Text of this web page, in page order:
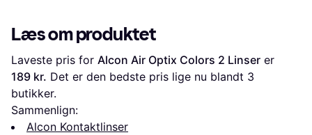
Læs om produktet
Laveste pris for Alcon Air Optix Colors 2 Linser
189 kr. Det er den bedste pris lige nu blandt 3
butikker.
Sammenlign:
Alcon Kontaktlinser